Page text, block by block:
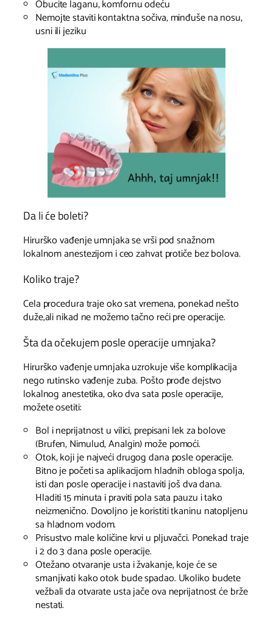
Obucite laganu, komfornu odeću
Nemojte staviti kontaktna sočiva, minđuše na nosu,
usni ili jeziku
Da li će boleti?
Hirurško vađenje umnjaka se vrši pod snažnom
lokalnom anestezijom i ceo zahvat protiče bez bolova.
Koliko traje?
Cela procedura traje oko sat vremena, ponekad nešto
duže,ali nikad ne možemo tačno reći pre operacije.
Šta da očekujem posle operacije umnjaka?
Hirurško vađenje umnjaka uzrokuje više komplikacija
nego rutinsko vađenje zuba. Pošto prođe dejstvo
lokalnog anestetika, oko dva sata posle operacije,
možete osetiti:
Bol i neprijatnost u vilici, prepisani lek za bolove
(Brufen, Nimulud, Analgin) može pomoći.
Otok, koji je najveći drugog dana posle operacije.
Bitno je početi sa aplikacijom hladnih obloga spolja,
isti dan posle operacije i nastaviti još dva dana.
Hladiti 15 minuta i praviti pola sata pauzu i tako
neizmenično. Dovoljno je koristiti tkaninu natopljenu
sa hladnom vodom.
Prisustvo male količine krvi u pljuvačci. Ponekad traje
i 2 do 3 dana posle operacije.
Otežano otvaranje usta i žvakanje, koje će se
smanjivati kako otok bude spadao. Ukoliko budete
vežbali da otvarate usta jače ova neprijatnost će brže
nestati.